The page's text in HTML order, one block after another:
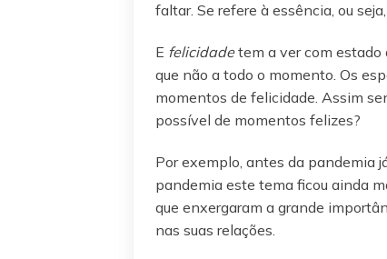
faltar. Se refere à essência, ou
E felicidadetem a ver com estado
que não a todo o momento. Os
momentos de felicidade. Assim
possível de momentos felizes?
Por exemplo, antes da pandemia
pandemia este tema ficou ainda
que enxergaram a grande
nas suas relações.